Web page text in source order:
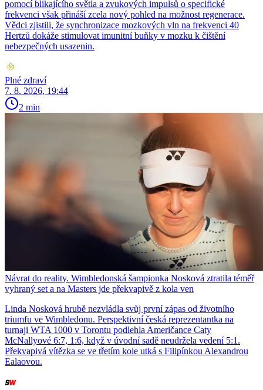
pomocí blikajícího světla a zvukových impulsů o specifické
frekvenci však přináší zcela nový pohled na možnost regenerace.
Vědci zjistili, že synchronizace mozkových vln na frekvenci 40
Hertzů dokáže stimulovat imunitní buňky v mozku k čištění
nebezpečných usazenin.
Plné zdraví
7. 8. 2026, 19:44
2 min
Návrat do reality. Wimbledonská šampionka Nosková ztratila téměř
vyhraný set a na Masters jde překvapivě z kola ven
Linda Nosková hrubě nezvládla svůj první zápas od životního
triumfu ve Wimbledonu. Perspektivní česká reprezentantka na
turnaji WTA 1000 v Torontu podlehla Američance Caty
McNallyové 6:7, 1:6, když v úvodní sadě neudržela vedení 5:1.
Překvapivá vítězka se ve třetím kole utká s Filipínkou Alexandrou
Ealaovou.